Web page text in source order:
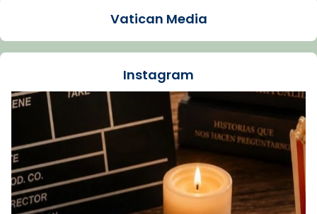
Santes de Mataró.
🔗tinyurl.com/cvu5jmbk
Foto
View on Facebook Share
Arquebisbat de Barcelonais at Catedral
de Barcelona.
1 week ago
Aquest dilluns, 27 de juliol, ha tingut lloc la
Vatican Media
Instagram